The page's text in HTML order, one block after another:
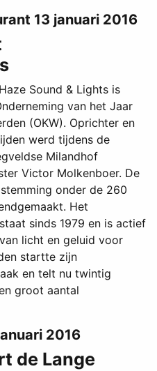
13 januari 2016
Sound & Lights is
van het Jaar
(OKW). Oprichter en
werd tijdens de
Milandhof
Victor Molkenboer. De
onder de 260
Het
sinds 1979 en is actief
licht en geluid voor
startte zijn
en telt nu twintig
groot aantal
2016
de Lange